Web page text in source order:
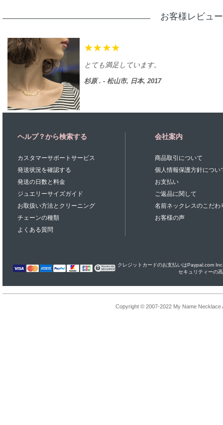
お客様レビュー
とても満足しています。
杉原 . - 松山市, 日本, 2017
ヘルプ？から検索する
カスタマーサポートサービス
発送状況を確認する
発送の日数と料金
ジュエリーサイズガイド
お取扱い方法とクリーニング
チェーンの種類
よくある質問
会社案内
商品取引について
個人情報保護方針につい
お支払い
ご返品に関して
名前ネックレスのこだわ
お客様の声
クレジットカードのお支払いはPaypal.com
セキュリティーの
Copyright © 2007-2022 My Name Necklace